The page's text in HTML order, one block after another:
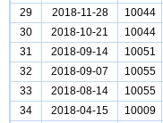
29
2018-11-28 10044
30
2018-10-21 10044
31
2018-09-14 10051
32
2018-09-07 10055
33
2018-08-14 10055
34
2018-04-15 10009